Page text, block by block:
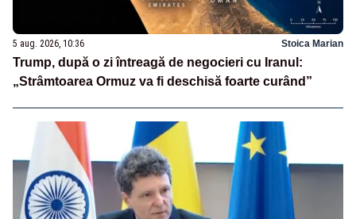
5 aug. 2026, 10:36 Stoica Marian
Trump, după o zi întreagă de negocieri cu Iranul:
„Strâmtoarea Ormuz va fi deschisă foarte curând”